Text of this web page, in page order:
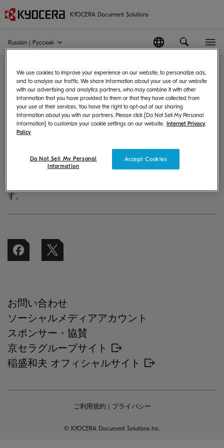
KYOCERA Document Solutions
Russian | Pусский
Put knowledge to work. 知識
を仕事に活かす。
京セラドキュメントソリューションズは、1934年の創業以
来、先端技術を探求・展開して来ました。 私たちは、お
客様が情報を知識に変え、その知識を効果的に利用し、競
争力を高めることをお手伝いします。 高度な専門性と協
調・共感の企業文化を背景に、お客様がさらなる変革に向
す。
お問い合わせ
ソーシャルメディアアカウント
スポンサー・協賛
京セラグループサイト
稲盛和夫 オフィシャルサイト
ご利用規約 | プライバシー
© KYOCERA Document Solutions Inc.
We use cookies to improve your experience on our website, to personalize ads,
and to analyze our traffic. We share information about your use of our website
with our advertising and analytics partners, who may combine it with other
information that you have provided to them or that they have collected from
your use of their services. You have the right to opt-out of our sharing
information about you with our partners. Please click [Do Not Sell My Personal
Information] to customize your cookie settings on our website.
Internet Privacy
Policy
Accept Cookies
Do Not Sell My Personal
Information